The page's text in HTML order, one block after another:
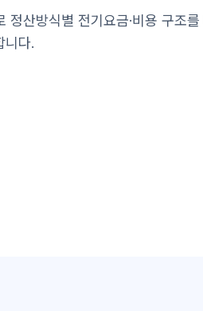
정산방식별 전기요금·비용 구조를
니다.